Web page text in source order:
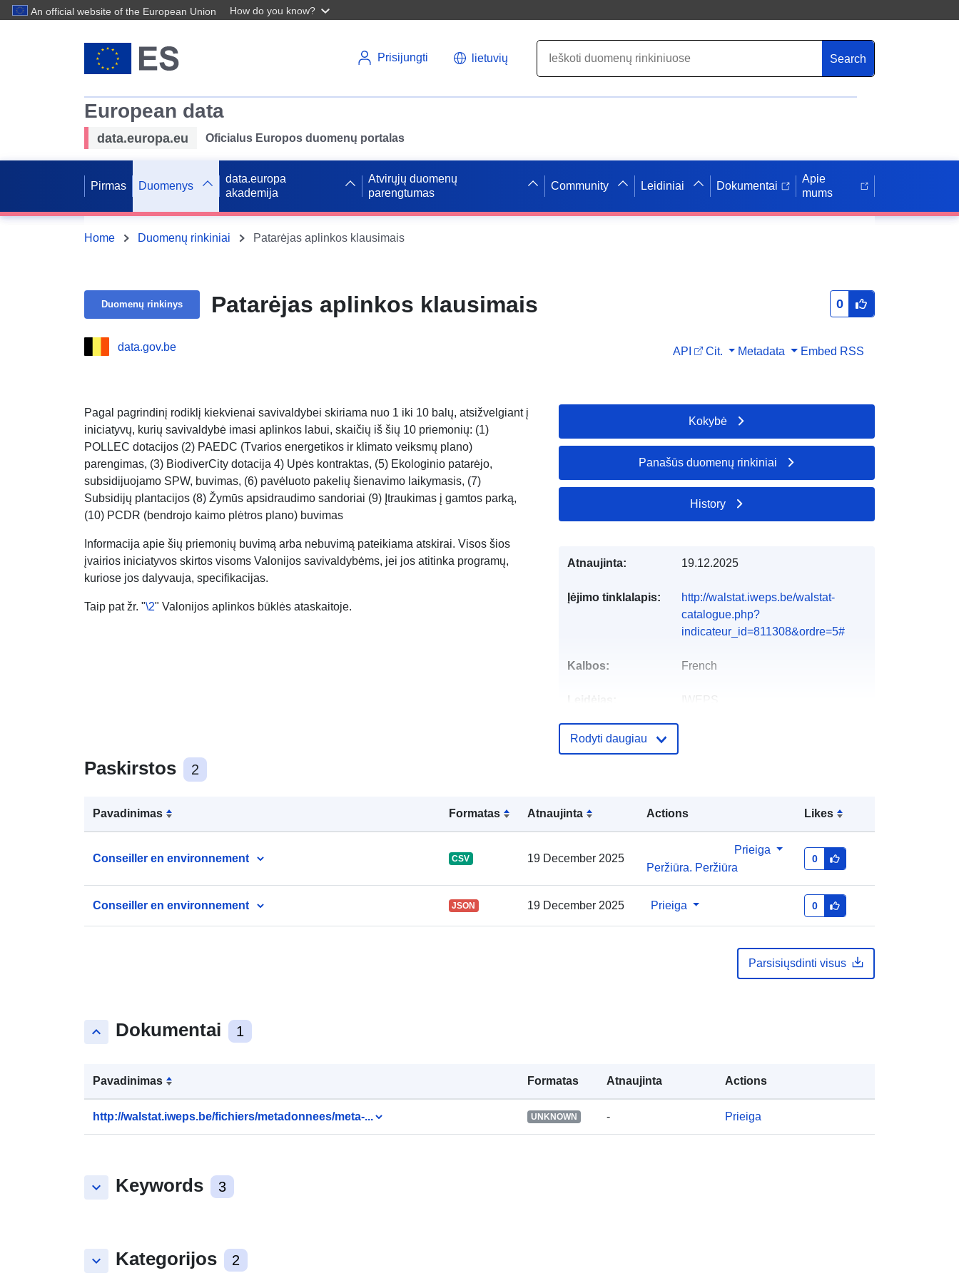
An official website of the European Union How do you know?
Prisijungti lietuvių Search
European data
data.europa.eu Oficialus Europos duomenų portalas
Pirmas Duomenys
data.europa
akademija
Atvirųjų duomenų
parengtumas
Community Leidiniai Dokumentai
Apie
mums
Home Duomenų rinkiniai Patarėjas aplinkos klausimais
Duomenų rinkinys Patarėjas aplinkos klausimais 0
data.gov.be API Cit. Metadata Embed RSS
Pagal pagrindinį rodiklį kiekvienai savivaldybei skiriama nuo 1 iki 10 balų, atsižvelgiant į
iniciatyvų, kurių savivaldybė imasi aplinkos labui, skaičių iš šių 10 priemonių: (1)
POLLEC dotacijos (2) PAEDC (Tvarios energetikos ir klimato veiksmų plano)
parengimas, (3) BiodiverCity dotacija 4) Upės kontraktas, (5) Ekologinio patarėjo,
subsidijuojamo SPW, buvimas, (6) pavėluoto pakelių šienavimo laikymasis, (7)
Subsidijų plantacijos (8) Žymūs apsidraudimo sandoriai (9) Įtraukimas į gamtos parką,
(10) PCDR (bendrojo kaimo plėtros plano) buvimas
Informacija apie šių priemonių buvimą arba nebuvimą pateikiama atskirai. Visos šios
įvairios iniciatyvos skirtos visoms Valonijos savivaldybėms, jei jos atitinka programų,
kuriose jos dalyvauja, specifikacijas.
Taip pat žr. "\2" Valonijos aplinkos būklės ataskaitoje.
Paskirstos 2
Pavadinimas Formatas Atnaujinta Actions Likes
Conseiller en environnement CSV 19 December 2025
Prieiga
Peržiūra. Peržiūra
0
Conseiller en environnement JSON 19 December 2025 Prieiga 0
Parsisiųsdinti visus
keyboard_arrow_up Dokumentai 1
Pavadinimas Formatas Atnaujinta Actions
http://walstat.iweps.be/fichiers/metadonnees/meta-... UNKNOWN - Prieiga
keyboard_arrow_down Keywords 3
keyboard_arrow_down Kategorijos 2
Kokybė
Panašūs duomenų rinkiniai
History
Atnaujinta: 19.12.2025
Įėjimo tinklalapis:
http://walstat.iweps.be/walstat-
catalogue.php?
indicateur_id=811308&ordre=5#
Kalbos: French
IWEPS
Kontaktinis
punktas:
Katalogo įrašas: Pridėta prie duomenų.europa.eu:
Atnaujinta informacija apie duomenis.europa.eu:
30 July 2026
Erdviniai
duomenys:
Koordinatės: [ [ 2.54, 50.85 ], [ 6.41,
50.85 ], [ 6.41, 49.49 ], [ 2.54, 49.49 ],
Versijos
pastabos:
Programme(s) mis en place par les
communes en faveur de
l’environnement
Rodyti daugiau